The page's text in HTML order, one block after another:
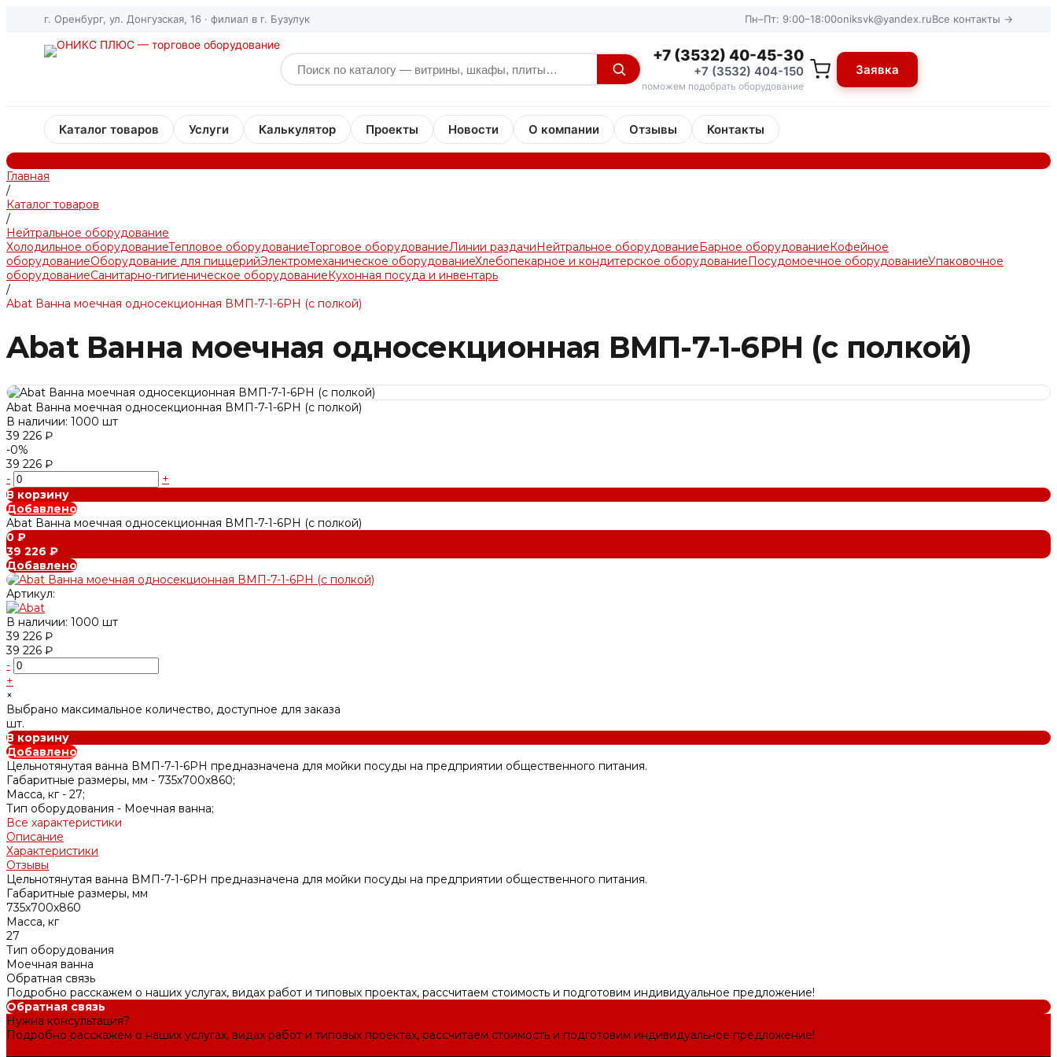
г. Оренбург, ул. Донгузская, 16 · филиал в г. Бузулук Пн–Пт: 9:00–18:00oniksvk@yandex.ruВсе контакты →
+7 (3532) 40-45-30
+7 (3532) 404-150
поможем подобрать оборудование
Заявка
Каталог товаров Услуги Калькулятор Проекты Новости О компании Отзывы Контакты
Главная
/
Каталог товаров
/
Нейтральное оборудование
Холодильное оборудованиеТепловое оборудованиеТорговое оборудованиеЛинии раздачиНейтральное оборудованиеБарное оборудованиеКофейное
оборудованиеОборудование для пиццерийЭлектромеханическое оборудованиеХлебопекарное и кондитерское оборудованиеПосудомоечное оборудованиеУпаковочное
оборудованиеСанитарно-гигиеническое оборудованиеКухонная посуда и инвентарь
/
Abat Ванна моечная односекционная ВМП-7-1-6РН (с полкой)
Abat Ванна моечная односекционная ВМП-7-1-6РН (с полкой)
Abat Ванна моечная односекционная ВМП-7-1-6РН (с полкой)
В наличии: 1000 шт
39 226 ₽
-0%
39 226 ₽
-
+
В корзину
Добавлено
Abat Ванна моечная односекционная ВМП-7-1-6РН (с полкой)
0 ₽
39 226 ₽
Добавлено
Артикул:
В наличии: 1000 шт
39 226 ₽
39 226 ₽
-
+
×
Выбрано максимальное количество, доступное для заказа
шт.
В корзину
Добавлено
Цельнотянутая ванна ВМП-7-1-6РН предназначена для мойки посуды на предприятии общественного питания.
Габаритные размеры, мм - 735х700х860;
Масса, кг - 27;
Тип оборудования - Моечная ванна;
Все характеристики
Описание
Характеристики
Отзывы
Цельнотянутая ванна ВМП-7-1-6РН предназначена для мойки посуды на предприятии общественного питания.
Габаритные размеры, мм
735х700х860
Масса, кг
27
Тип оборудования
Моечная ванна
Обратная связь
Подробно расскажем о наших услугах, видах работ и типовых проектах, рассчитаем стоимость и подготовим индивидуальное предложение!
Обратная связь
Нужна консультация?
Подробно расскажем о наших услугах, видах работ и типовых проектах, рассчитаем стоимость и подготовим индивидуальное предложение!